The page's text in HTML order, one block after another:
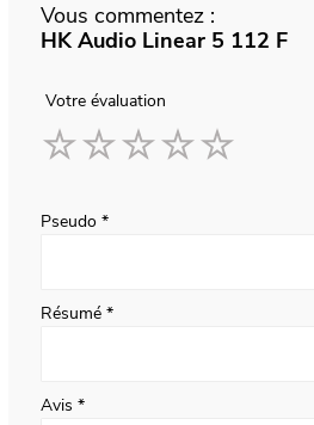
Vous commentez :
HK Audio Linear 5 112 F
Votre évaluation
Pseudo
Résumé
Avis